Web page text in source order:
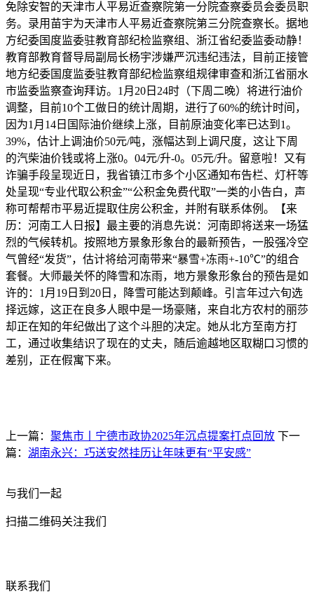
免除安智的天津市人平易近查察院第一分院查察委员会委员职
务。录用苗宇为天津市人平易近查察院第三分院查察长。据地
方纪委国度监委驻教育部纪检监察组、浙江省纪委监委动静！
教育部教育督导局副局长杨宇涉嫌严沉违纪违法，目前正接管
地方纪委国度监委驻教育部纪检监察组规律审查和浙江省丽水
市监委监察查询拜访。1月20日24时（下周二晚）将进行油价
调整，目前10个工做日的统计周期，进行了60%的统计时间，
因为1月14日国际油价继续上涨，目前原油变化率已达到1。
39%，估计上调油价50元/吨，涨幅达到上调尺度，这让下周
的汽柴油价钱或将上涨0。04元/升-0。05元/升。留意啦！又有
诈骗手段呈现近日，我省镇江市多个小区通知布告栏、灯杆等
处呈现“专业代取公积金”“公积金免费代取”一类的小告白，声
称可帮帮市平易近提取住房公积金，并附有联系体例。【来
历：河南工人日报】最主要的消息先说：河南即将送来一场猛
烈的气候转机。按照地方景象形象台的最新预告，一股强冷空
气曾经“发货”，估计将给河南带来“暴雪+冻雨+-10℃”的组合
套餐。大师最关怀的降雪和冻雨，地方景象形象台的预告是如
许的：1月19日到20日，降雪可能达到颠峰。引言年过六旬选
择远嫁，这正在良多人眼中是一场豪赌，来自北方农村的丽莎
却正在知的年纪做出了这个斗胆的决定。她从北方至南方打
工，通过收集结识了现在的丈夫，随后逾越地区取糊口习惯的
差别，正在假寓下来。
上一篇： 聚焦市丨宁德市政协2025年沉点提案打点回放 下一
篇： 湖南永兴：巧送安然挂历让年味更有“平安感”
与我们一起
扫描二维码关注我们
联系我们